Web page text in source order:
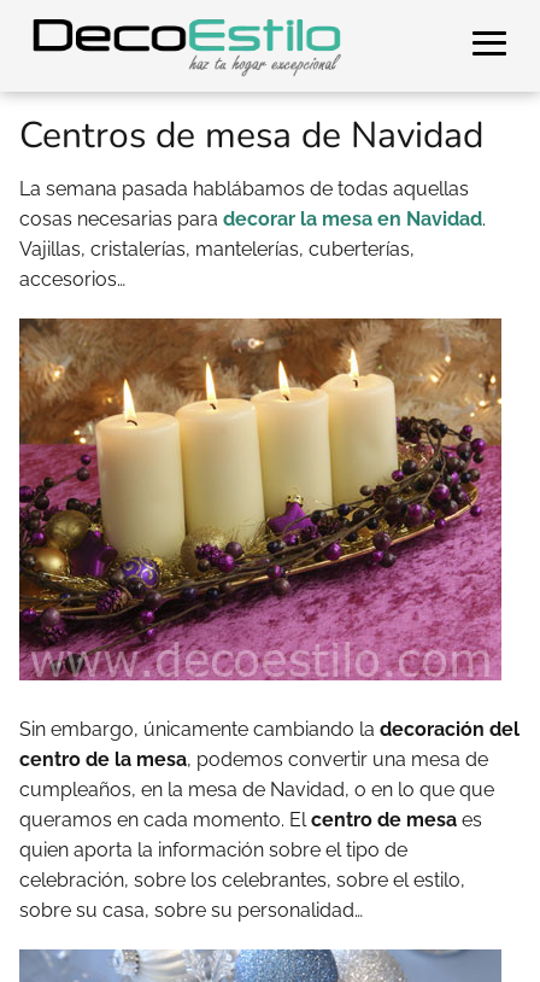
Centros de mesa de Navidad
La semana pasada hablábamos de todas aquellas
cosas necesarias para decorar la mesa en Navidad.
Vajillas, cristalerías, mantelerías, cuberterías,
accesorios…
Sin embargo, únicamente cambiando la decoración del
centro de la mesa, podemos convertir una mesa de
cumpleaños, en la mesa de Navidad, o en lo que que
queramos en cada momento. Elcentro de mesa es
quien aporta la información sobre el tipo de
celebración, sobre los celebrantes, sobre el estilo,
sobre su casa, sobre su personalidad…